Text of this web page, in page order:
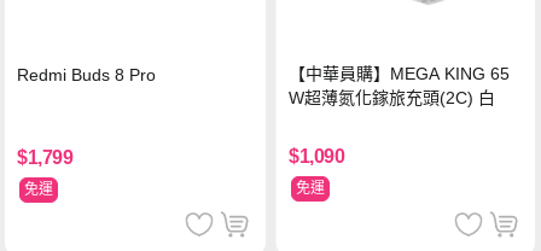
Redmi Buds 8 Pro
$1,799
免運
【中華員購】MEGA KING 65
W超薄氮化鎵旅充頭(2C) 白
$1,090
免運